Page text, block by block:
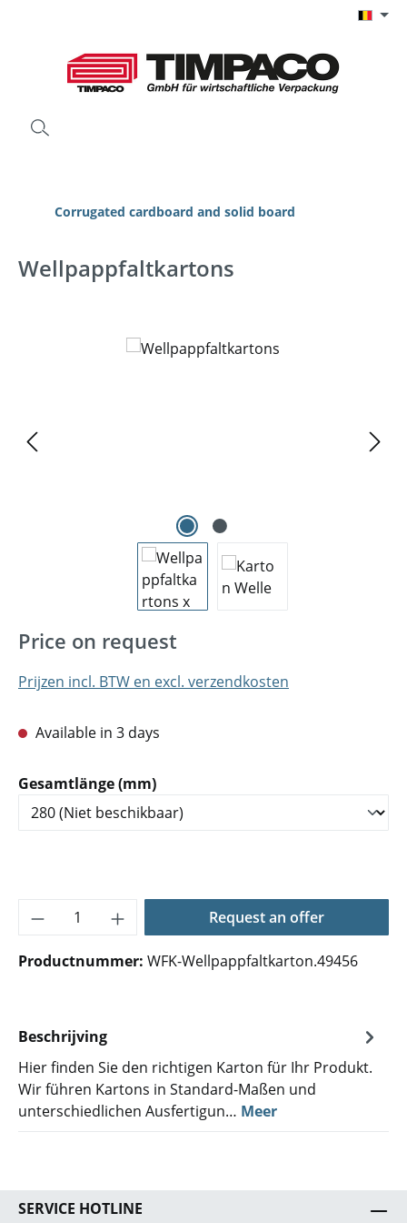
Corrugated cardboard and solid board
Wellpappfaltkartons
Afbeeldingengalerij overslaan
Price on request
Prijzen incl. BTW en excl. verzendkosten
Available in 3 days
Selecteer
Gesamtlänge (mm)
Producthoeveelheid: Voer de gewenste
Request an offer
Productnummer: WFK-Wellpappfaltkarton.49456
Beschrijving
Hier finden Sie den richtigen Karton für Ihr Produkt.
Wir führen Kartons in Standard-Maßen und
unterschiedlichen Ausfertigun… Meer
SERVICE HOTLINE